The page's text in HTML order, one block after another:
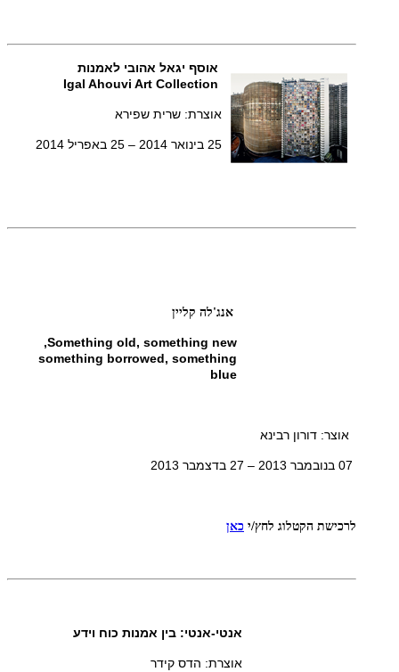
אוסף יגאל אהובי לאמנות
אוצרת: שרית שפירא
25 בינואר 2014 – 25 באפריל 2014
אנג'לה קליין
Something old, something new,
something borrowed, something
blue
אוצר: דורון רבינא
לרכישת הקטלוג לחץ/י כאן
אנטי-אנטי: בין אמנות כוח וידע
אוצרת: הדס קידר